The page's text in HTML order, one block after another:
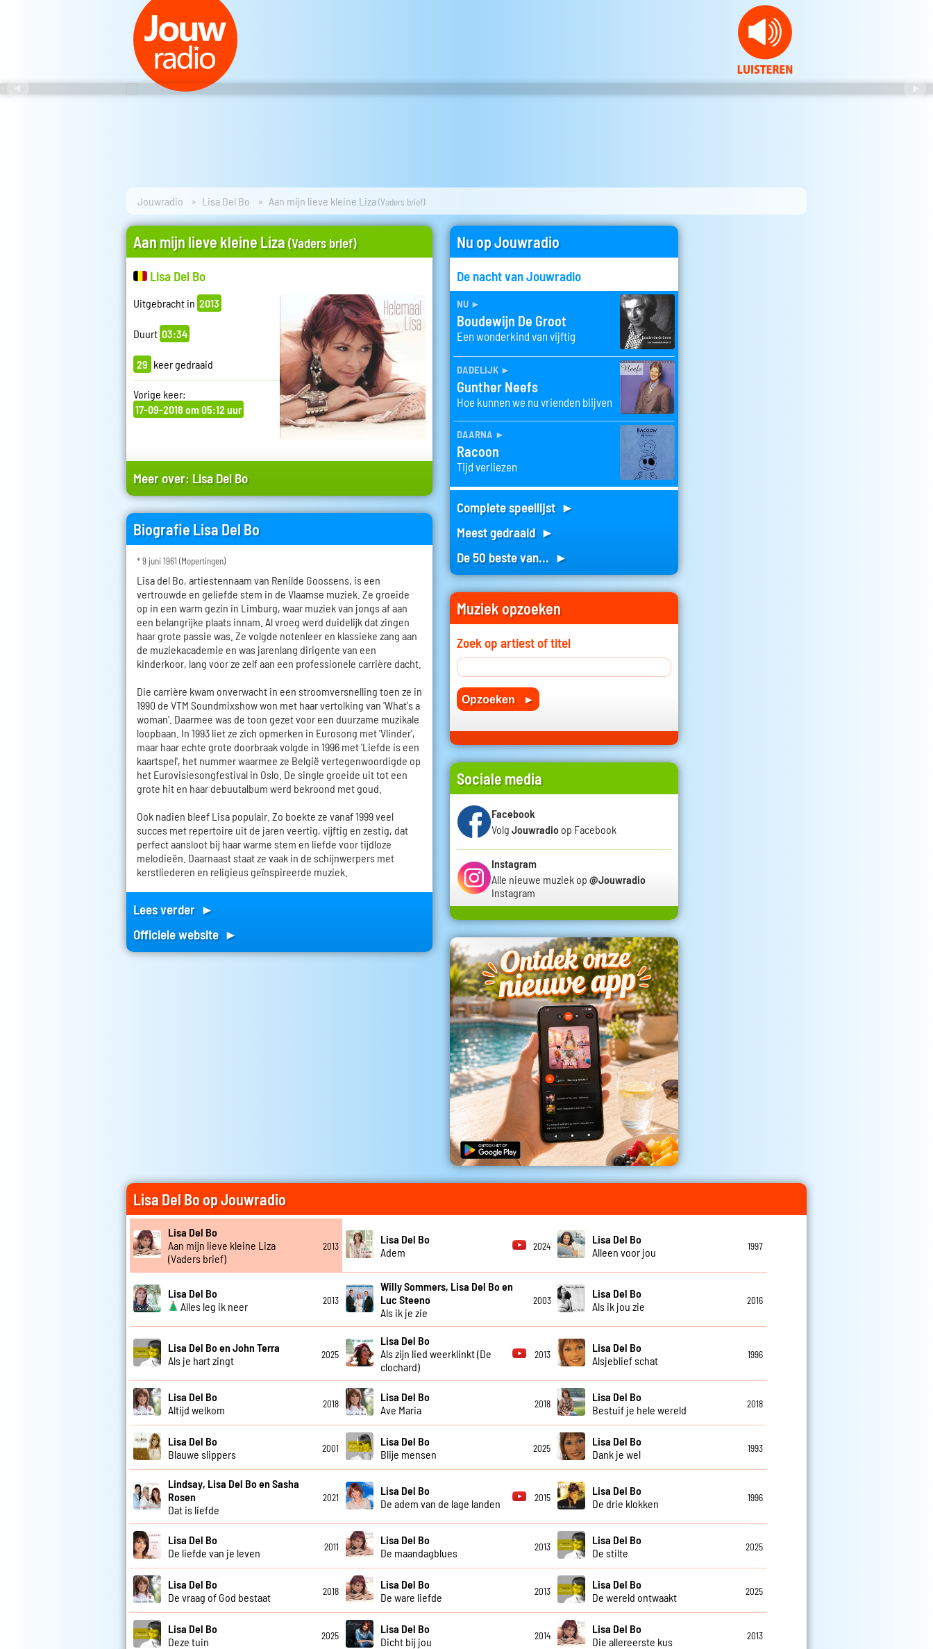
Jouwradio Lisa Del Bo Aan mijn lieve kleine Liza(Vaders brief)
Aan mijn lieve kleine Liza(Vaders brief)
Lisa Del Bo
Uitgebracht in 2013
Duurt 03:34
29 keer gedraaid
Vorige keer:
17-09-2018 om 05:12 uur
Meer over: Lisa Del Bo
Biografie Lisa Del Bo
* 9 juni 1961 (Mopertingen)
Lisa del Bo, artiestennaam van Renilde Goossens, is een
vertrouwde en geliefde stem in de Vlaamse muziek. Ze groeide
op in een warm gezin in Limburg, waar muziek van jongs af aan
een belangrijke plaats innam. Al vroeg werd duidelijk dat zingen
haar grote passie was. Ze volgde notenleer en klassieke zang aan
de muziekacademie en was jarenlang dirigente van een
kinderkoor, lang voor ze zelf aan een professionele carrière dacht.
Die carrière kwam onverwacht in een stroomversnelling toen ze in
1990 de VTM Soundmixshow won met haar vertolking van 'What's a
woman'. Daarmee was de toon gezet voor een duurzame muzikale
loopbaan. In 1993 liet ze zich opmerken in Eurosong met 'Vlinder',
maar haar echte grote doorbraak volgde in 1996 met 'Liefde is een
kaartspel', het nummer waarmee ze België vertegenwoordigde op
het Eurovisiesongfestival in Oslo. De single groeide uit tot een
grote hit en haar debuutalbum werd bekroond met goud.
Ook nadien bleef Lisa populair. Zo boekte ze vanaf 1999 veel
succes met repertoire uit de jaren veertig, vijftig en zestig, dat
perfect aansloot bij haar warme stem en liefde voor tijdloze
melodieën. Daarnaast staat ze vaak in de schijnwerpers met
kerstliederen en religieus geïnspireerde muziek.
Lees verder ►
Officiele website ►
Nu op Jouwradio
De nacht van Jouwradio
nu ►
Boudewijn De Groot
Een wonderkind van vijftig
dadelijk ►
Gunther Neefs
Hoe kunnen we nu vrienden blijven
daarna ►
Racoon
Tijd verliezen
Complete speellijst ►
Meest gedraaid ►
De 50 beste van... ►
Muziek opzoeken
Zoek op artiest of titel
Sociale media
Facebook
Volg Jouwradio op Facebook
Instagram
Alle nieuwe muziek op @Jouwradio
Instagram
Lisa Del Bo op Jouwradio
Lisa Del Bo
Aan mijn lieve kleine Liza
(Vaders brief)
2013
Lisa Del Bo
Adem
2024
Lisa Del Bo
Alleen voor jou
1997
Lisa Del Bo
Alles leg ik neer
2013
Willy Sommers, Lisa Del Bo en
Luc Steeno
Als ik je zie
2003
Lisa Del Bo
Als ik jou zie
2016
Lisa Del Bo en John Terra
Als je hart zingt
2025
Lisa Del Bo
Als zijn lied weerklinkt (De
clochard)
2013
Lisa Del Bo
Alsjeblief schat
1996
Lisa Del Bo
Altijd welkom
2018
Lisa Del Bo
Ave Maria
2018
Lisa Del Bo
Bestuif je hele wereld
2018
Lisa Del Bo
Blauwe slippers
2001
Lisa Del Bo
Blije mensen
2025
Lisa Del Bo
Dank je wel
1993
Lindsay, Lisa Del Bo en Sasha
Rosen
Dat is liefde
2021
Lisa Del Bo
De adem van de lage landen
2015
Lisa Del Bo
De drie klokken
1996
Lisa Del Bo
De liefde van je leven
2011
Lisa Del Bo
De maandagblues
2013
Lisa Del Bo
De stilte
2025
Lisa Del Bo
De vraag of God bestaat
2018
Lisa Del Bo
De ware liefde
2013
Lisa Del Bo
De wereld ontwaakt
2025
Lisa Del Bo
Deze tuin
2025
Lisa Del Bo
Dicht bij jou
2014
Lisa Del Bo
Die allereerste kus
2013